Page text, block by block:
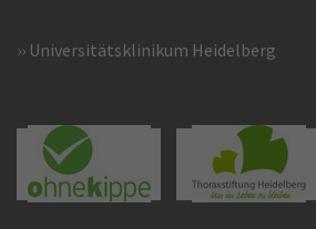
Universitätsklinikum Heidelberg